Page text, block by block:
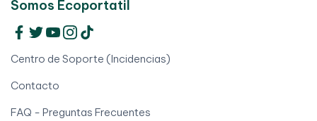
Somos Ecoportatil
Centro de Soporte (Incidencias)
Contacto
FAQ - Preguntas Frecuentes